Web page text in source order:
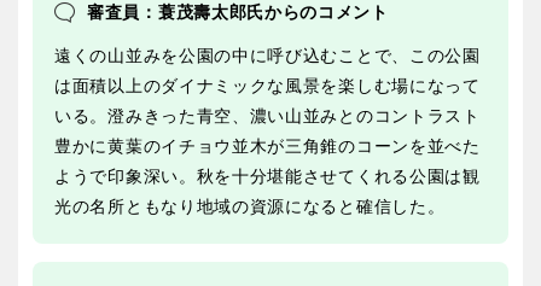
審査員：蓑茂壽太郎氏からのコメント
遠くの山並みを公園の中に呼び込むことで、この公園
は面積以上のダイナミックな風景を楽しむ場になって
いる。澄みきった青空、濃い山並みとのコントラスト
豊かに黄葉のイチョウ並木が三角錐のコーンを並べた
ようで印象深い。秋を十分堪能させてくれる公園は観
光の名所ともなり地域の資源になると確信した。